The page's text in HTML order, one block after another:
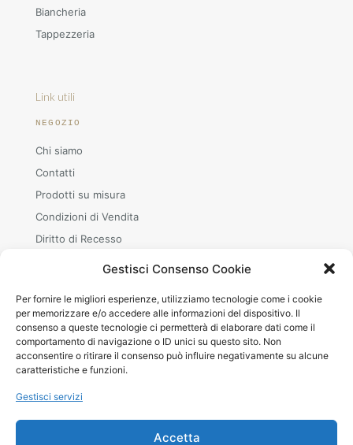
Gestisci Consenso Cookie
Per fornire le migliori esperienze, utilizziamo tecnologie come i cookie
per memorizzare e/o accedere alle informazioni del dispositivo. Il
consenso a queste tecnologie ci permetterà di elaborare dati come il
comportamento di navigazione o ID unici su questo sito. Non
acconsentire o ritirare il consenso può influire negativamente su alcune
caratteristiche e funzioni.
Gestisci servizi
Accetta
Biancheria
Tappezzeria
Link utili
NEGOZIO
Chi siamo
Contatti
Prodotti su misura
Condizioni di Vendita
Diritto di Recesso
ORARI
Mar–Sab
08.30–12.00 · 15.00–19.00
+39 380 240 8642 (WhatsApp)